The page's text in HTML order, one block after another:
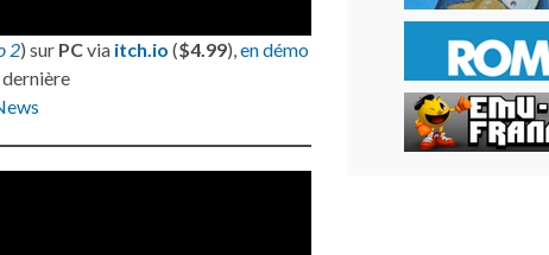
2) sur PCvia itch.io ($4.99), en démo
dernière